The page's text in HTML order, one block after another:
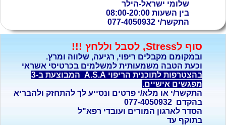
סוף לStress, לסבל וללחץ !!!
ובמקומם מקבלים ריפוי, רגיעה, שלווה ומרץ.
וכעת הטבה משמעותית למשלמים בכרטיסי אשראי
בהצטרפות לתוכנית הריפוי A.S.A המבוצעת ב-3
מפגשים אישיים.
התקשר/י או מלא/י פרטים ונסייע לך להתחזק ולהבריא
בהקדם 077-4050932
הסדר לארגון המורים ועובדי רפא"ל
בתוקף עד
שלומי ישראל-הילר
בין השעות 08:00-20:00
התקשר/י 077-4050932